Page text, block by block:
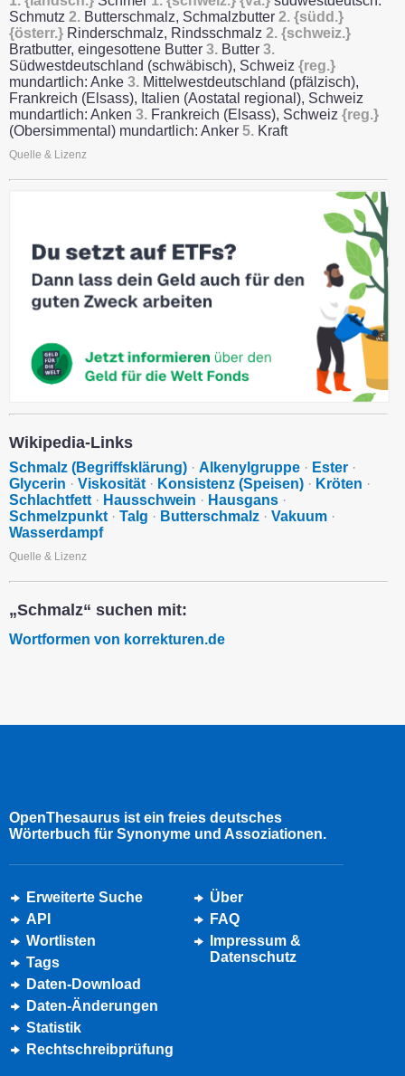
Schmutz 2. Butterschmalz, Schmalzbutter 2. {südd.}
{österr.} Rinderschmalz, Rindsschmalz 2. {schweiz.}
Bratbutter, eingesottene Butter 3. Butter 3.
Südwestdeutschland (schwäbisch), Schweiz {reg.}
mundartlich: Anke 3. Mittelwestdeutschland (pfälzisch),
Frankreich (Elsass), Italien (Aostatal regional), Schweiz
mundartlich: Anken 3. Frankreich (Elsass), Schweiz {reg.}
(Obersimmental) mundartlich: Anker 5. Kraft
Quelle & Lizenz
Wikipedia-Links
Schmalz (Begriffsklärung) · Alkenylgruppe · Ester ·
Glycerin · Viskosität · Konsistenz (Speisen) · Kröten ·
Schlachtfett · Hausschwein · Hausgans ·
Schmelzpunkt · Talg · Butterschmalz · Vakuum ·
Wasserdampf
Quelle & Lizenz
„Schmalz“ suchen mit:
Wortformen von korrekturen.de
OpenThesaurus ist ein freies deutsches
Wörterbuch für Synonyme und Assoziationen.
Erweiterte Suche
API
Wortlisten
Tags
Daten-Download
Daten-Änderungen
Statistik
Rechtschreibprüfung
Über
FAQ
Impressum &
Datenschutz